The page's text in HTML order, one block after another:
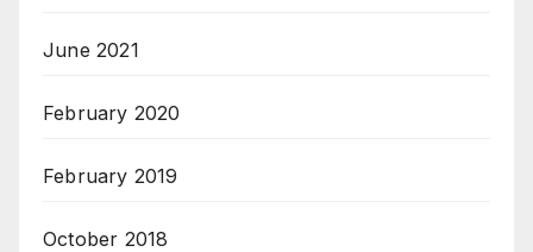
June 2021
February 2020
February 2019
October 2018